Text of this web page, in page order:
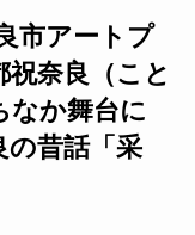
市アートプ
奈良（こと
か舞台に
昔話「采